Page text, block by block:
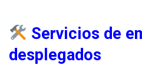
Servicios de
desplegados